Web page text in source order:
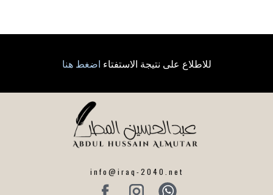
للاطلاع على نتيجة الاستفتاء اضغط هنا
info@iraq-2040.net